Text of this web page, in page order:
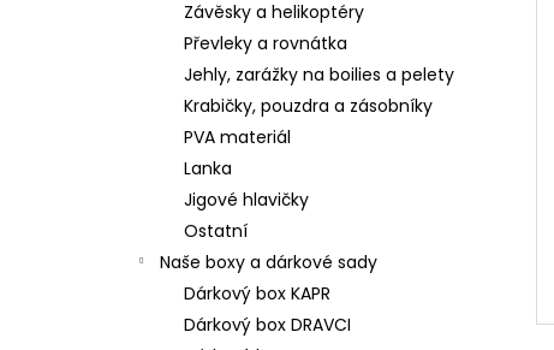
Závěsky a helikoptéry
Převleky a rovnátka
Jehly, zarážky na boilies a pelety
Krabičky, pouzdra a zásobníky
PVA materiál
Lanka
Jigové hlavičky
Ostatní
Naše boxy a dárkové sady
Dárkový box KAPR
Dárkový box DRAVCI